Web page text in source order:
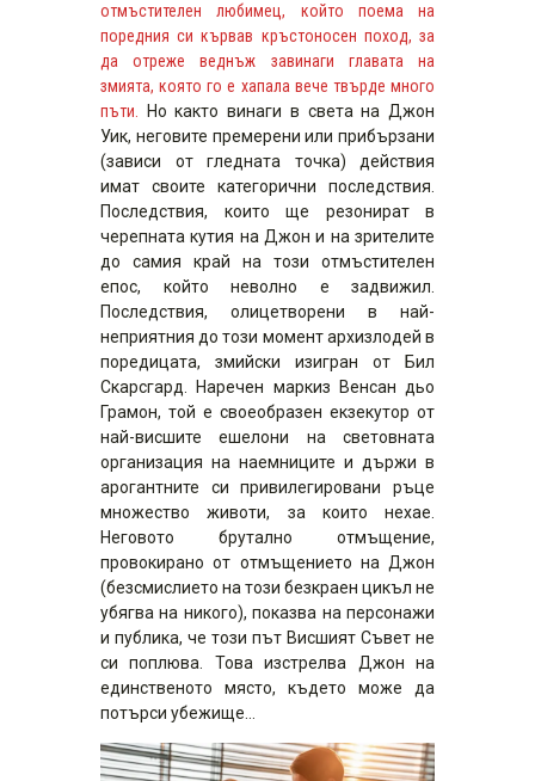
отмъстителен любимец, който поема на
поредния си кървав кръстоносен поход, за
да отреже веднъж завинаги главата на
змията, която го е хапала вече твърде много
пъти.
Но както винаги в света на Джон
Уик, неговите премерени или прибързани
(зависи от гледната точка) действия
имат своите категорични последствия.
Последствия, които ще резонират в
черепната кутия на Джон и на зрителите
до самия край на този отмъстителен
епос, който неволно е задвижил.
Последствия, олицетворени в най-
неприятния до този момент архизлодей в
поредицата, змийски изигран от Бил
Скарсгард. Наречен маркиз Венсан дьо
Грамон, той е своеобразен екзекутор от
най-висшите ешелони на световната
организация на наемниците и държи в
арогантните си привилегировани ръце
множество животи, за които нехае.
Неговото брутално отмъщение,
провокирано от отмъщението на Джон
(безсмислието на този безкраен цикъл не
убягва на никого), показва на персонажи
и публика, че този път Висшият Съвет не
си поплюва. Това изстрелва Джон на
единственото място, където може да
потърси убежище…